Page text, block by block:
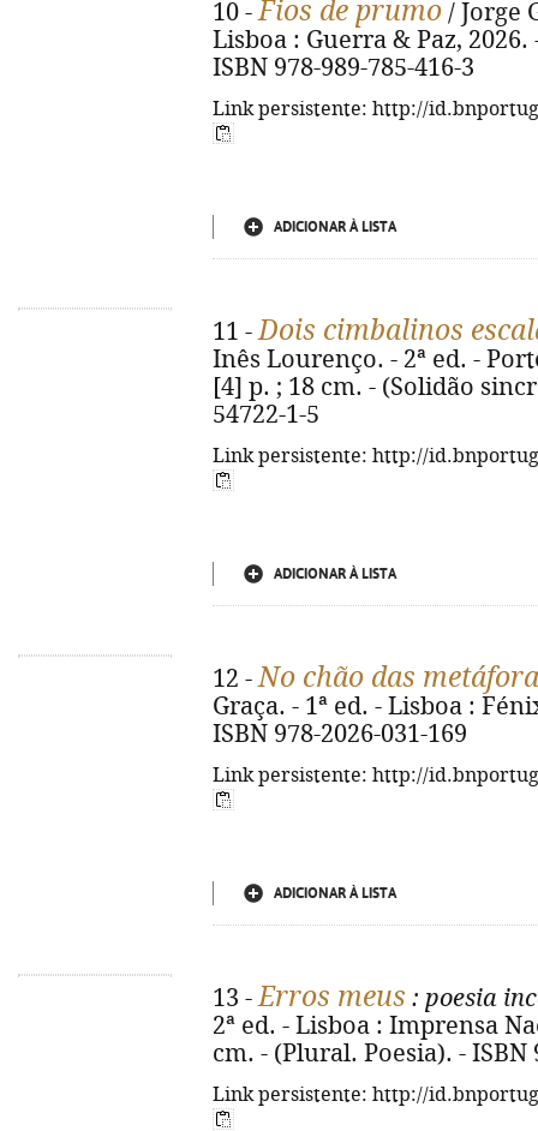
10 -Fios de prumo / Jorge
Lisboa : Guerra & Paz, 2026.
ISBN 978-989-785-416-3
Link persistente: http://
ADICIONAR À LISTA
11 -Dois cimbalinos
Inês Lourenço. - 2ª ed. -
[4] p. ; 18 cm. - (Solidão
54722-1-5
Link persistente: http://
ADICIONAR À LISTA
12 -No chão das
Graça. - 1ª ed. - Lisboa :
ISBN 978-2026-031-169
Link persistente: http://
ADICIONAR À LISTA
13 -Erros meus : poesia
2ª ed. - Lisboa : Imprensa
cm. - (Plural. Poesia). - ISBN
Link persistente: http://